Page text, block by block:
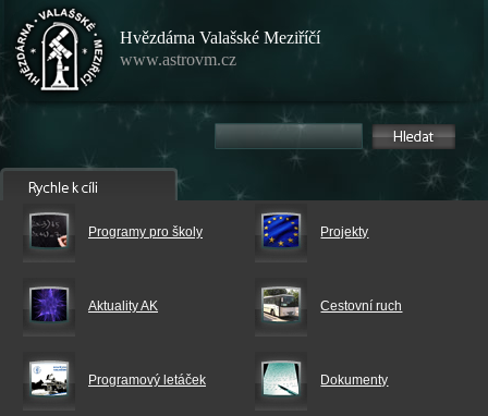
Hvězdárna Valašské Meziříčí
www.astrovm.cz
Programy pro školy Projekty
Aktuality AK Cestovní ruch
Programový letáček Dokumenty